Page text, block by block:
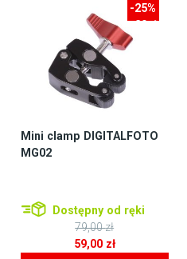
-25%
-20zł
Mini clamp DIGITALFOTO
MG02
Dostępny od ręki
79,00zł
59,00 zł